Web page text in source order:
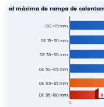
máxima de rampa de
0
DO <15 mm
DE 15–30 mm
DE 30–50 mm
DE 50–65 mm
DE 65–85 mm
DE 85-100 mm